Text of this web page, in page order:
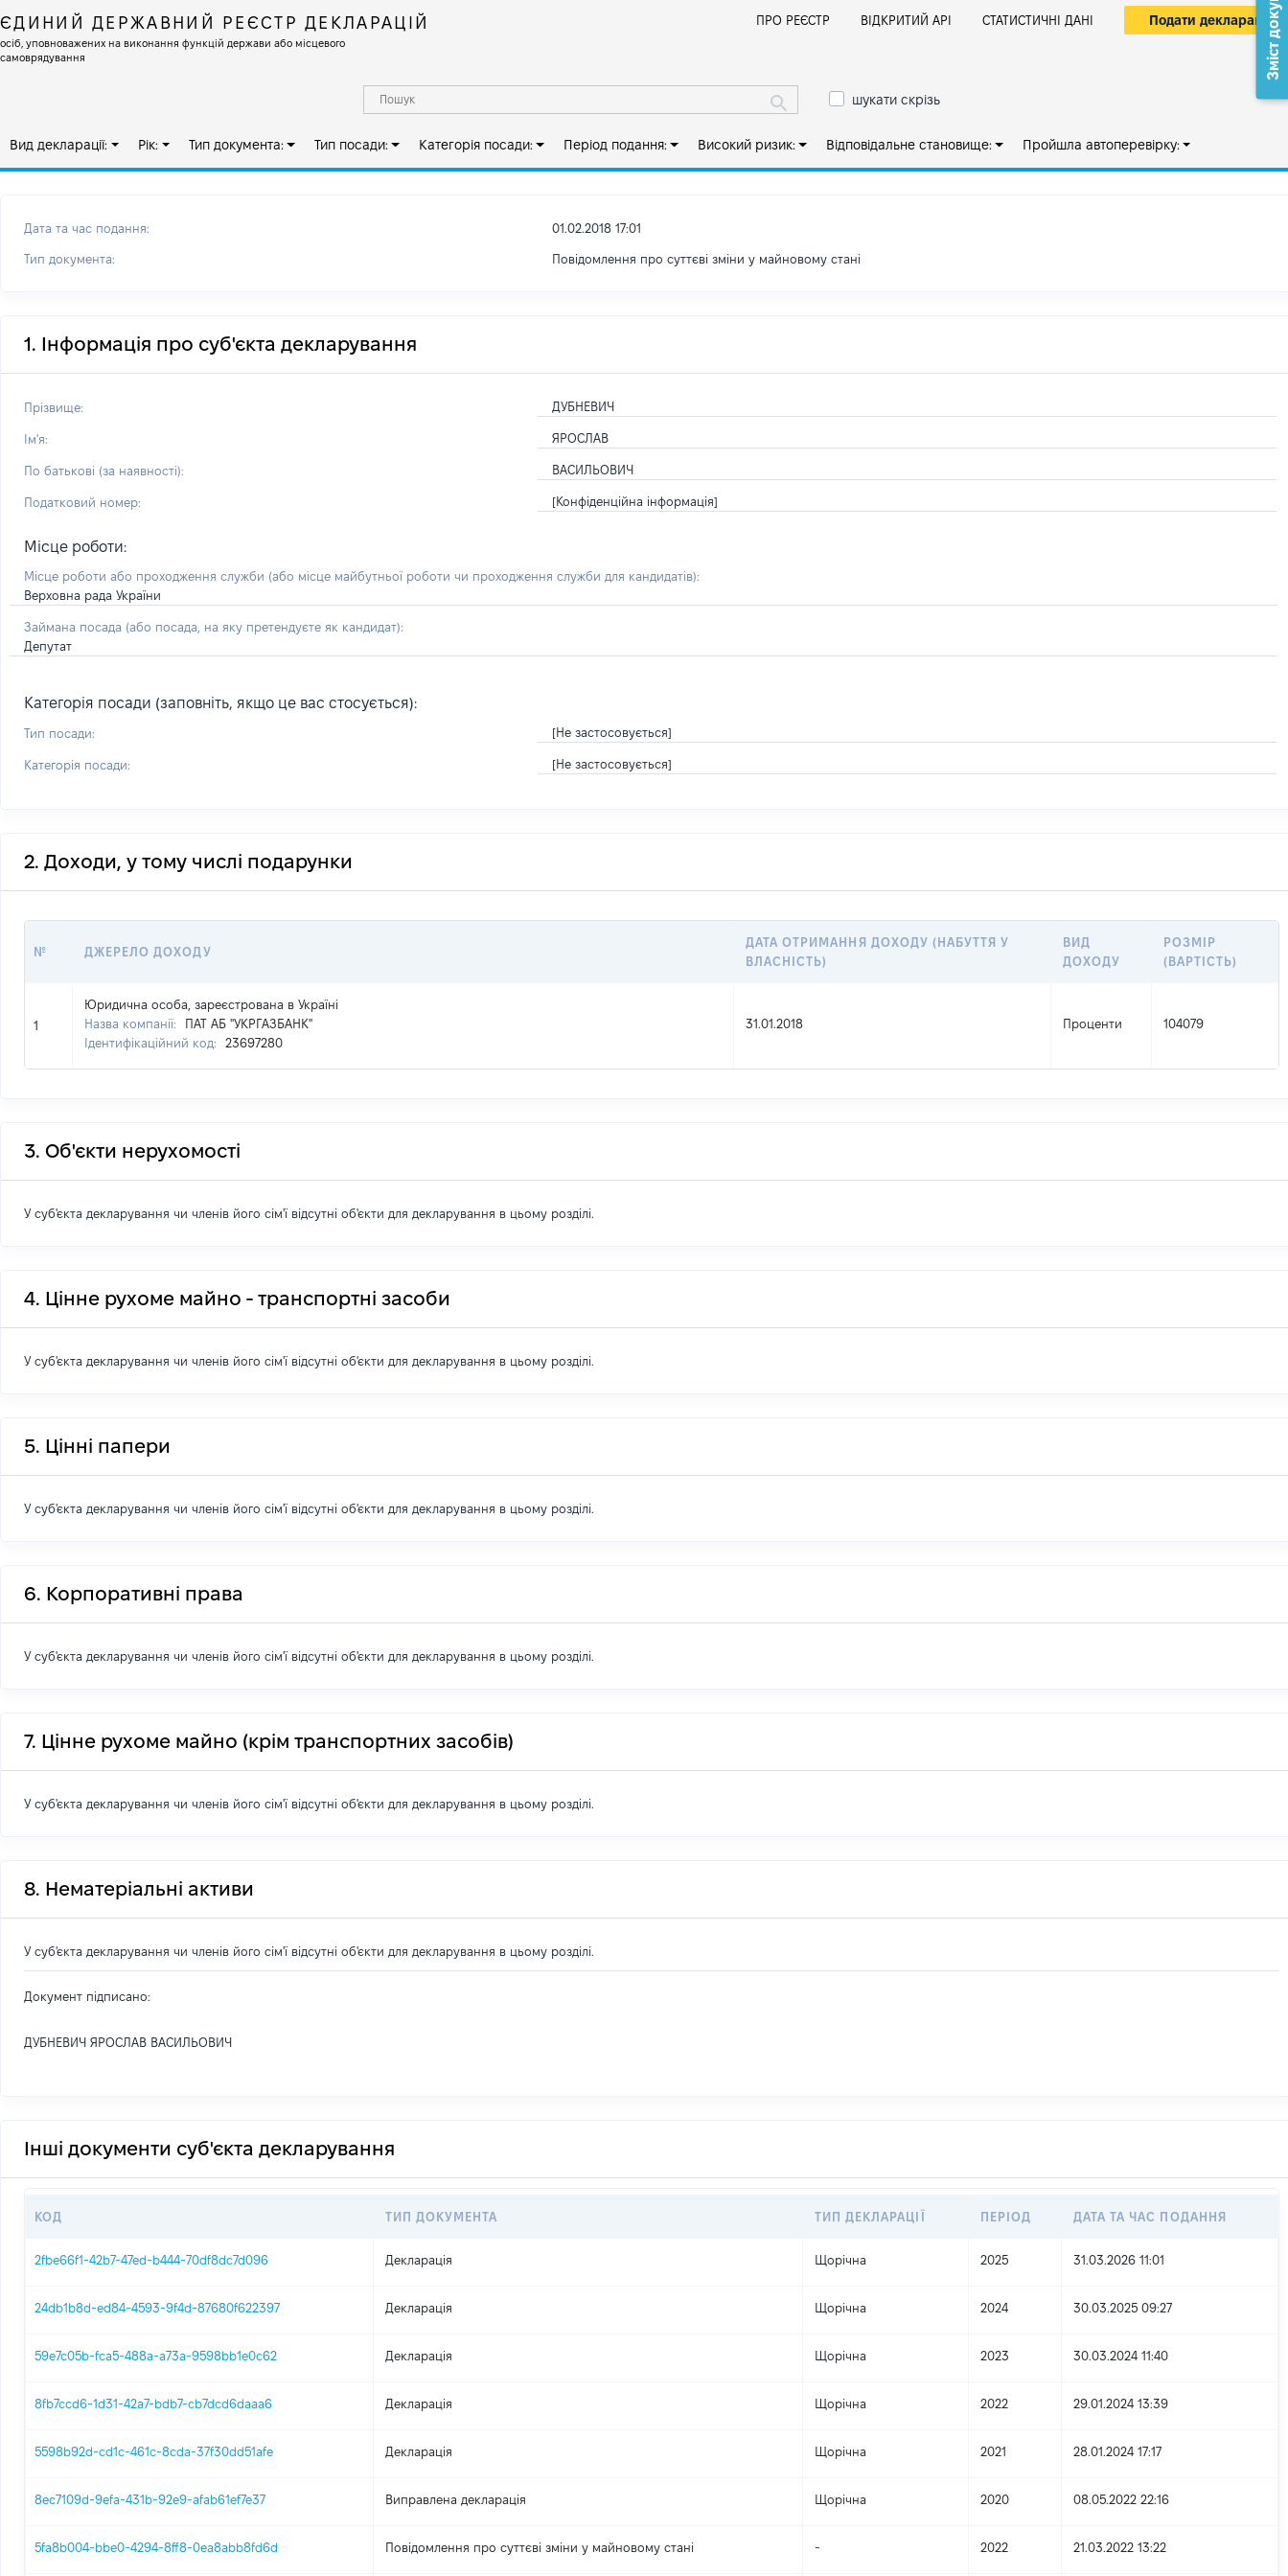
ЄДИНИЙ ДЕРЖАВНИЙ РЕЄСТР ДЕКЛАРАЦІЙ
осіб, уповноважених на виконання функцій держави або місцевого
самоврядування
ПРО РЕЄСТР ВІДКРИТИЙ АРІ СТАТИСТИЧНІ ДАНІ Подати декларацію
шукати скрізь
Вид декларації: Рік: Тип документа: Тип посади: Категорія посади: Період подання: Високий ризик: Відповідальне становище: Пройшла автоперевірку:
Дата та час подання: 01.02.2018 17:01
Тип документа: Повідомлення про суттєві зміни y майновому стані
1. Інформація про суб'єкта декларування
Прізвище: ДУБНЕВИЧ
Ім'я: ЯРОСЛАВ
По батькові (за наявності): ВАСИЛЬОВИЧ
Податковий номер: [Конфіденційна інформація]
Місце роботи:
Місце роботи або проходження служби (або місце майбутньої роботи чи проходження служби для кандидатів):
Верховна рада України
Займана посада (або посада, на яку претендуєте як кандидат):
Депутат
Категорія посади (заповніть, якщо це вас стосується):
Тип посади: [Не застосовується]
Категорія посади: [Не застосовується]
2. Доходи, у тому числі подарунки
№ ДЖЕРЕЛО ДОХОДУ
ДАТА ОТРИМАННЯ ДОХОДУ (НАБУТТЯ У
ВЛАСНІСТЬ)
ВИД
ДОХОДУ
РОЗМІР
(ВАРТІСТЬ)
1
Юридична особа, зареєстрована в Україні
Назва компанії:
ПАТ АБ "УКРГАЗБАНК"
Ідентифікаційний код:
23697280
31.01.2018 Проценти 104079
3. Об'єкти нерухомості
У суб'єкта декларування чи членів його сім'ї відсутні об'єкти для декларування в цьому розділі.
4. Цінне рухоме майно - транспортні засоби
У суб'єкта декларування чи членів його сім'ї відсутні об'єкти для декларування в цьому розділі.
5. Цінні папери
У суб'єкта декларування чи членів його сім'ї відсутні об'єкти для декларування в цьому розділі.
6. Корпоративні права
У суб'єкта декларування чи членів його сім'ї відсутні об'єкти для декларування в цьому розділі.
7. Цінне рухоме майно (крім транспортних засобів)
У суб'єкта декларування чи членів його сім'ї відсутні об'єкти для декларування в цьому розділі.
8. Нематеріальні активи
У суб'єкта декларування чи членів його сім'ї відсутні об'єкти для декларування в цьому розділі.
Документ підписано:
ДУБНЕВИЧ ЯРОСЛАВ ВАСИЛЬОВИЧ
Інші документи суб'єкта декларування
КОД ТИП ДОКУМЕНТА ТИП ДЕКЛАРАЦІЇ ПЕРІОД ДАТА ТА ЧАС ПОДАННЯ
2fbe66f1-42b7-47ed-b444-70df8dc7d096 Декларація Щорічна 2025 31.03.2026 11:01
24db1b8d-ed84-4593-9f4d-87680f622397 Декларація Щорічна 2024 30.03.2025 09:27
59e7c05b-fca5-488a-a73a-9598bb1e0c62 Декларація Щорічна 2023 30.03.2024 11:40
8fb7ccd6-1d31-42a7-bdb7-cb7dcd6daaa6 Декларація Щорічна 2022 29.01.2024 13:39
5598b92d-cd1c-461c-8cda-37f30dd51afe Декларація Щорічна 2021 28.01.2024 17:17
8ec7109d-9efa-431b-92e9-afab61ef7e37 Виправлена декларація Щорічна 2020 08.05.2022 22:16
5fa8b004-bbe0-4294-8ff8-0ea8abb8fd6d Повідомлення про суттєві зміни y майновому стані - 2022 21.03.2022 13:22